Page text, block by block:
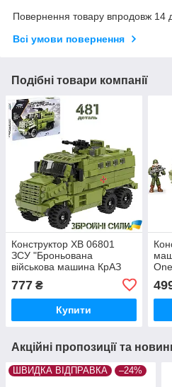
Повернення товару впродовж 14
Всі умови повернення
Подібні товари компанії
Конструктор ХВ 06801
ЗСУ "Броньована
військова машина КрАЗ
777 ₴
Купити
Акційні пропозиції та
ШВИДКА ВІДПРАВКА –24%